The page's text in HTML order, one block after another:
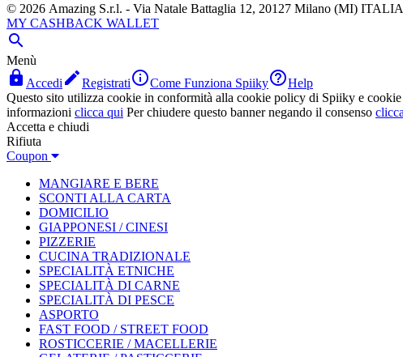
© 2026 Amazing S.r.l. - Via Natale Battaglia 12, 20127 Milano (MI)
MY CASHBACK WALLET

Menù
 Accedi RegistratiCome Funziona SpiikyHelp
Questo sito utilizza cookie in conformità alla cookie policy di Spiiky e
informazioni clicca qui Per chiudere questo banner negando il consenso
Accetta e chiudi
Rifiuta
Coupon
MANGIARE E BERE
SCONTI ALLA CARTA
DOMICILIO
GIAPPONESI / CINESI
PIZZERIE
CUCINA TRADIZIONALE
SPECIALITÀ ETNICHE
SPECIALITÀ DI CARNE
SPECIALITÀ DI PESCE
ASPORTO
FAST FOOD / STREET FOOD
ROSTICCERIE / MACELLERIE